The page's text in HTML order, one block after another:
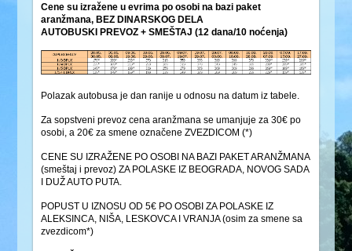
Cene su izražene u evrima po osobi na bazi paket
aranžmana, BEZ DINARSKOG DELA
AUTOBUSKI PREVOZ + SMEŠTAJ (12 dana/10 noćenja)
Polazak autobusa je dan ranije u odnosu na datum iz tabele.
Za sopstveni prevoz cena aranžmana se umanjuje za 30€ po
osobi, a 20€ za smene označene ZVEZDICOM (*)
CENE SU IZRAŽENE PO OSOBI NA BAZI PAKET ARANŽMANA
(smeštaj i prevoz) ZA POLASKE IZ BEOGRADA, NOVOG SADA
I DUŽ AUTO PUTA.
POPUST U IZNOSU OD 5€ PO OSOBI ZA POLASKE IZ
ALEKSINCA, NIŠA, LESKOVCA I VRANJA (osim za smene sa
zvezdicom*)